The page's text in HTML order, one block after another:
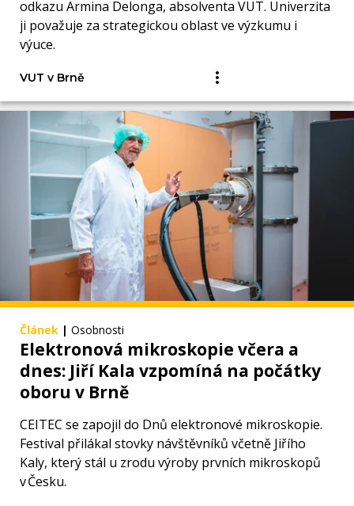
odkazu Armina Delonga, absolventa VUT. Univerzita
ji považuje za strategickou oblast ve výzkumu i
výuce.
VUT v Brně
Článek | Osobnosti
Elektronová mikroskopie včera a
dnes: Jiří Kala vzpomíná na počátky
oboru v Brně
CEITEC se zapojil do Dnů elektronové mikroskopie.
Festival přilákal stovky návštěvníků včetně Jiřího
Kaly, který stál u zrodu výroby prvních mikroskopů
v Česku.